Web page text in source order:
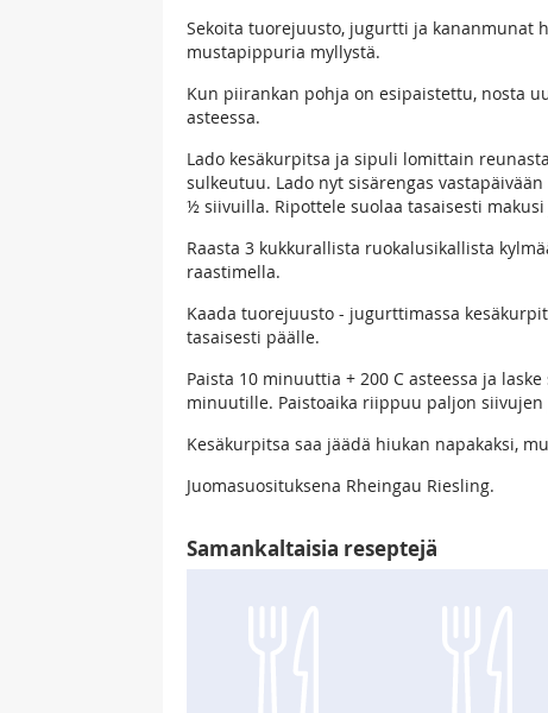
Sekoita tuorejuusto, jugurtti ja kananmunat
mustapippuria myllystä.
Kun piirankan pohja on esipaistettu, nosta
asteessa.
Lado kesäkurpitsa ja sipuli lomittain
sulkeutuu. Lado nyt sisärengas
½ siivuilla. Ripottele suolaa tasaisesti
Raasta 3 kukkurallista ruokalusikallista
raastimella.
Kaada tuorejuusto - jugurttimassa
tasaisesti päälle.
Paista 10 minuuttia + 200 C asteessa ja
minuutille. Paistoaika riippuu paljon
Kesäkurpitsa saa jäädä hiukan napakaksi,
Juomasuosituksena Rheingau Riesling.
Samankaltaisia reseptejä